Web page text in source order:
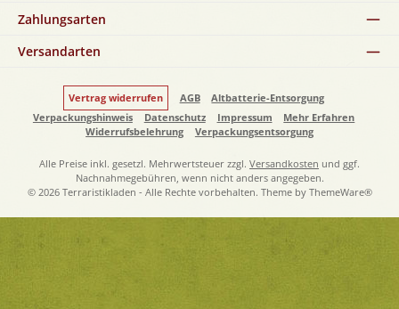
Zahlungsarten
Versandarten
Vertrag widerrufen AGB
Altbatterie-Entsorgung
Verpackungshinweis
Datenschutz Impressum
Mehr Erfahren
Widerrufsbelehrung
Verpackungsentsorgung
Alle Preise inkl. gesetzl. Mehrwertsteuer zzgl. Versandkosten und ggf.
Nachnahmegebühren, wenn nicht anders angegeben.
© 2026 Terraristikladen - Alle Rechte vorbehalten. Theme by ThemeWare®